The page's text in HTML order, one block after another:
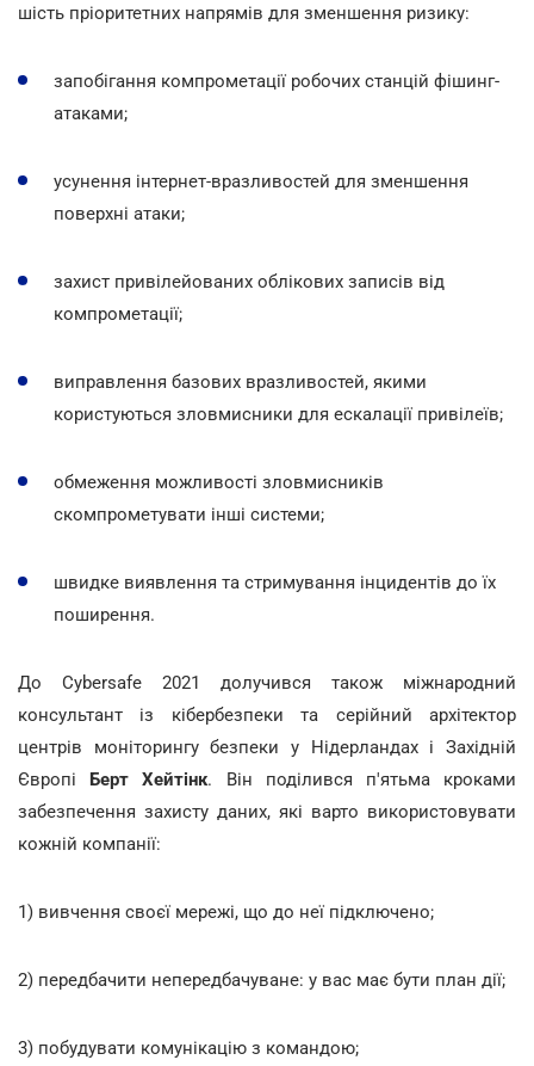
шість пріоритетних напрямів для зменшення ризику:
запобігання компрометації робочих станцій фішинг-
атаками;
усунення інтернет-вразливостей для зменшення
поверхні атаки;
захист привілейованих облікових записів від
компрометації;
виправлення базових вразливостей, якими
користуються зловмисники для ескалації привілеїв;
обмеження можливості зловмисників
скомпрометувати інші системи;
швидке виявлення та стримування інцидентів до їх
поширення.
До Cybersafe 2021 долучився також міжнародний
консультант із кібербезпеки та серійний архітектор
центрів моніторингу безпеки у Нідерландах і Західній
ЄвропіБерт Хейтінк. Він поділився п'ятьма кроками
забезпечення захисту даних, які варто використовувати
кожній компанії:
1) вивчення своєї мережі, що до неї підключено;
2) передбачити непередбачуване: у вас має бути план дії;
3) побудувати комунікацію з командою;